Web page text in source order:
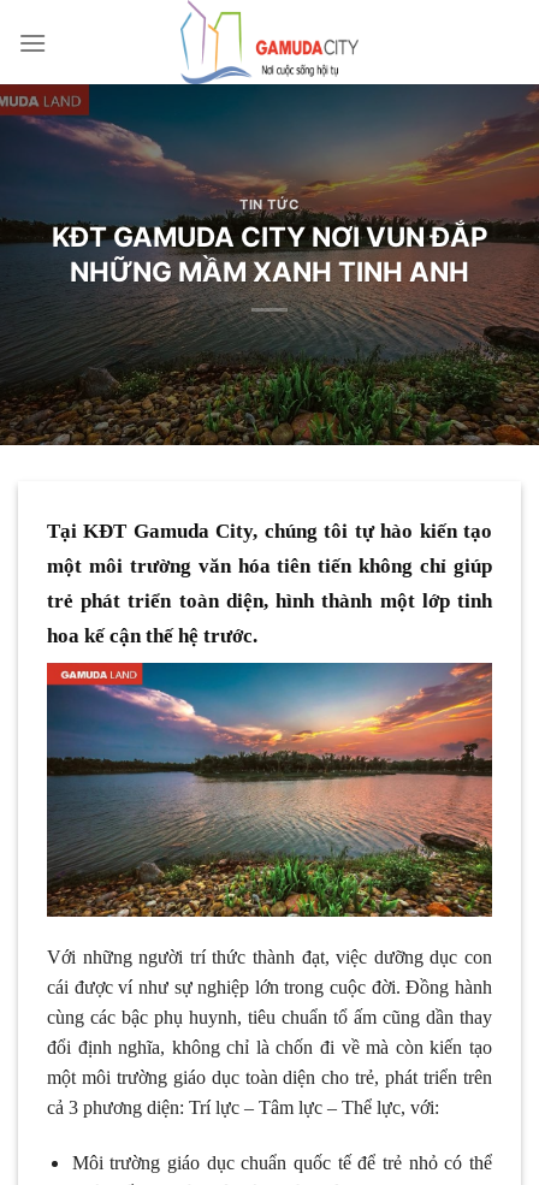
qua
dung
TIN TỨC
KĐT GAMUDA CITY NƠI VUN ĐẮP
NHỮNG MẦM XANH TINH ANH
Tại KĐT Gamuda City, chúng tôi tự hào kiến tạo
một môi trường văn hóa tiên tiến không chỉ giúp
trẻ phát triển toàn diện, hình thành một lớp tinh
hoa kế cận thế hệ trước.
Với những người trí thức thành đạt, việc dưỡng dục con
cái được ví như sự nghiệp lớn trong cuộc đời. Đồng hành
cùng các bậc phụ huynh, tiêu chuẩn tổ ấm cũng dần thay
đổi định nghĩa, không chỉ là chốn đi về mà còn kiến tạo
một môi trường giáo dục toàn diện cho trẻ, phát triển trên
cả 3 phương diện: Trí lực – Tâm lực – Thể lực, với:
Môi trường giáo dục chuẩn quốc tế để trẻ nhỏ có thể